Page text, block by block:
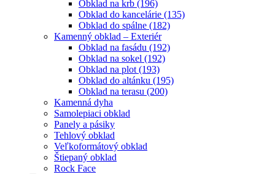
Obklad na krb (196)
Obklad do kancelárie (135)
Obklad do spálne (182)
Kamenný obklad – Exteriér
Obklad na fasádu (192)
Obklad na sokel (192)
Obklad na plot (193)
Obklad do altánku (195)
Obklad na terasu (200)
Kamenná dyha
Samolepiaci obklad
Panely a pásiky
Tehlový obklad
Veľkoformátový obklad
Štiepaný obklad
Rock Face